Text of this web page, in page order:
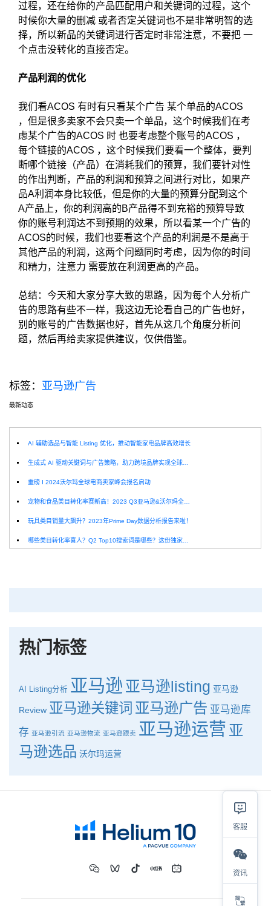
过程，还在给你的产品匹配用户和关键词的过程，这个
时候你大量的删减 或者否定关键词也不是非常明智的选
择，所以新品的关键词进行否定时非常注意，不要把 一
个点击没转化的直接否定。
产品利润的优化
我们看ACOS 有时有只看某个广告 某个单品的ACOS
，但是很多卖家不会只卖一个单品，这个时候我们在考
虑某个广告的ACOS 时 也要考虑整个账号的ACOS ，
每个链接的ACOS ，这个时候我们要看一个整体，要判
断哪个链接（产品）在消耗我们的预算，我们要针对性
的作出判断，产品的利润和预算之间进行对比，如果产
品A利润本身比较低，但是你的大量的预算分配到这个
A产品上，你的利润高的B产品得不到充裕的预算导致
你的账号利润达不到预期的效果，所以看某一个广告的
ACOS的时候，我们也要看这个产品的利润是不是高于
其他产品的利润，这两个问题同时考虑，因为你的时间
和精力，注意力 需要放在利润更高的产品。
总结：今天和大家分享大致的思路，因为每个人分析广
告的思路有些不一样，我这边无论看自己的广告也好，
别的账号的广告数据也好，首先从这几个角度分析问
题，然后再给卖家提供建议，仅供借鉴。
标签： 亚马逊广告
最新动态
AI 辅助选品与智能 Listing 优化，推动智能家电品牌高效增长
生成式 AI 驱动关键词与广告策略，助力跨境品牌实现全球增长突破
重磅 I 2024沃尔玛全球电商卖家峰会报名启动
宠物和食品类目转化率赛新高！2023 Q3亚马逊&沃尔玛全球电商CPC数据发布！
玩具类目销量大飙升？2023年Prime Day数据分析报告来啦！
哪些类目转化率喜人？Q2 Top10搜索词是哪些？这份独家报告来解答！
热门标签
AI Listing分析 亚马逊 亚马逊listing 亚马逊
Review 亚马逊关键词 亚马逊广告 亚马逊库
存 亚马逊引流 亚马逊物流 亚马逊跟卖 亚马逊运营 亚
马逊选品 沃尔玛运营
客服
资讯